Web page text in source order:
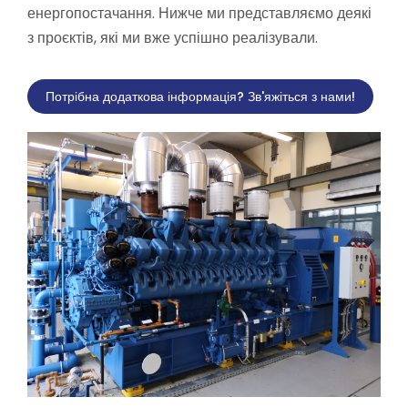
енергопостачання. Нижче ми представляємо деякі
з проєктів, які ми вже успішно реалізували.
Потрібна додаткова інформація? Зв'яжіться з нами!